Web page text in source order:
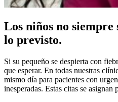
Los niños no siempre
lo previsto.
Si su pequeño se despierta con
que esperar. En todas nuestras
mismo día para pacientes con
inesperadas. Estas citas se asignan